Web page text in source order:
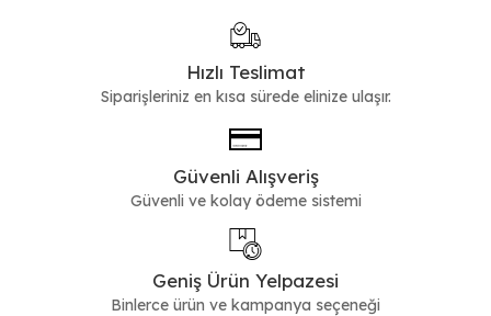
Hızlı Teslimat
Siparişleriniz en kısa sürede elinize ulaşır.
Güvenli Alışveriş
Güvenli ve kolay ödeme sistemi
Geniş Ürün Yelpazesi
Binlerce ürün ve kampanya seçeneği